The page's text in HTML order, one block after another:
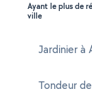
Ayant le plus de
ville
Jardinier à
Tondeur